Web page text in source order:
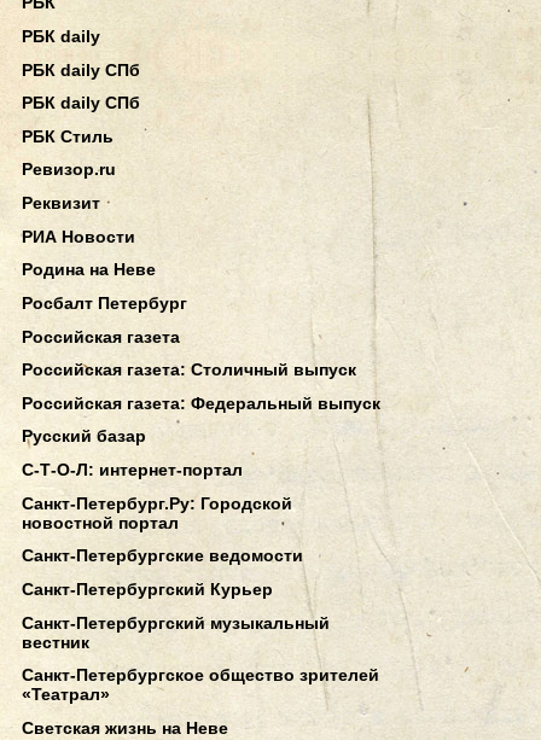
РБК daily
РБК daily СПб
РБК daily СПб
РБК Стиль
Ревизор.ru
Реквизит
РИА Новости
Родина на Неве
Росбалт Петербург
Российская газета
Российская газета: Столичный выпуск
Российская газета: Федеральный выпуск
Русский базар
С-Т-О-Л: интернет-портал
Санкт-Петербург.Ру: Городской
новостной портал
Санкт-Петербургские ведомости
Санкт-Петербургский Курьер
Санкт-Петербургский музыкальный
вестник
Санкт-Петербургское общество зрителей
«Театрал»
Светская жизнь на Неве